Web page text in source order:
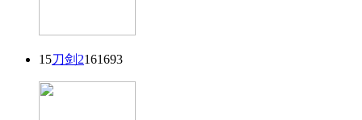
15刀剑2161693